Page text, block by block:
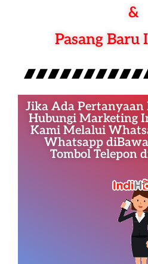
&
Pasang Baru
Jika Ada Pertanyaan
Hubungi Marketing
Kami Melalui
Whatsapp
Tombol Telepon